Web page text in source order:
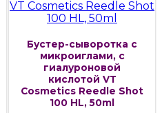
Бустер-сыворотка с
микроиглами, с
гиалуроновой
кислотой VT
Cosmetics Reedle Shot
100 HL, 50ml